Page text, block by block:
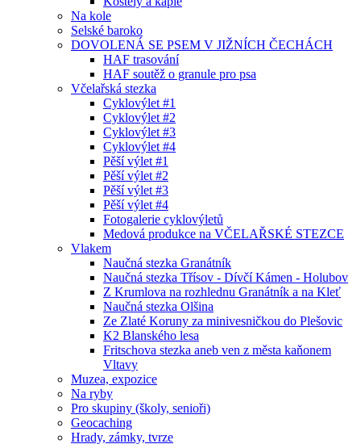
Na kole
Selské baroko
DOVOLENÁ SE PSEM V JIŽNÍCH ČECHÁCH
HAF trasování
HAF soutěž o granule pro psa
Včelařská stezka
Cyklovýlet #1
Cyklovýlet #2
Cyklovýlet #3
Cyklovýlet #4
Pěší výlet #1
Pěší výlet #2
Pěší výlet #3
Pěší výlet #4
Fotogalerie cyklovýletů
Medová produkce na VČELAŘSKÉ STEZCE
Vlakem
Naučná stezka Granátník
Naučná stezka Třísov - Dívčí Kámen - Holubov
Z Krumlova na rozhlednu Granátník a na Kleť
Naučná stezka Olšina
Ze Zlaté Koruny za minivesničkou do Plešovic
K2 Blanského lesa
Fritschova stezka aneb ven z města kaňonem
Vltavy
Muzea, expozice
Na ryby
Pro skupiny (školy, senioři)
Geocaching
Hrady, zámky, tvrze